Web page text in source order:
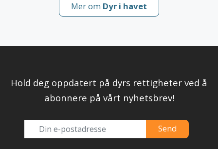
Mer om Dyr i havet
Hold deg oppdatert på dyrs rettigheter ved å
abonnere på vårt nyhetsbrev!